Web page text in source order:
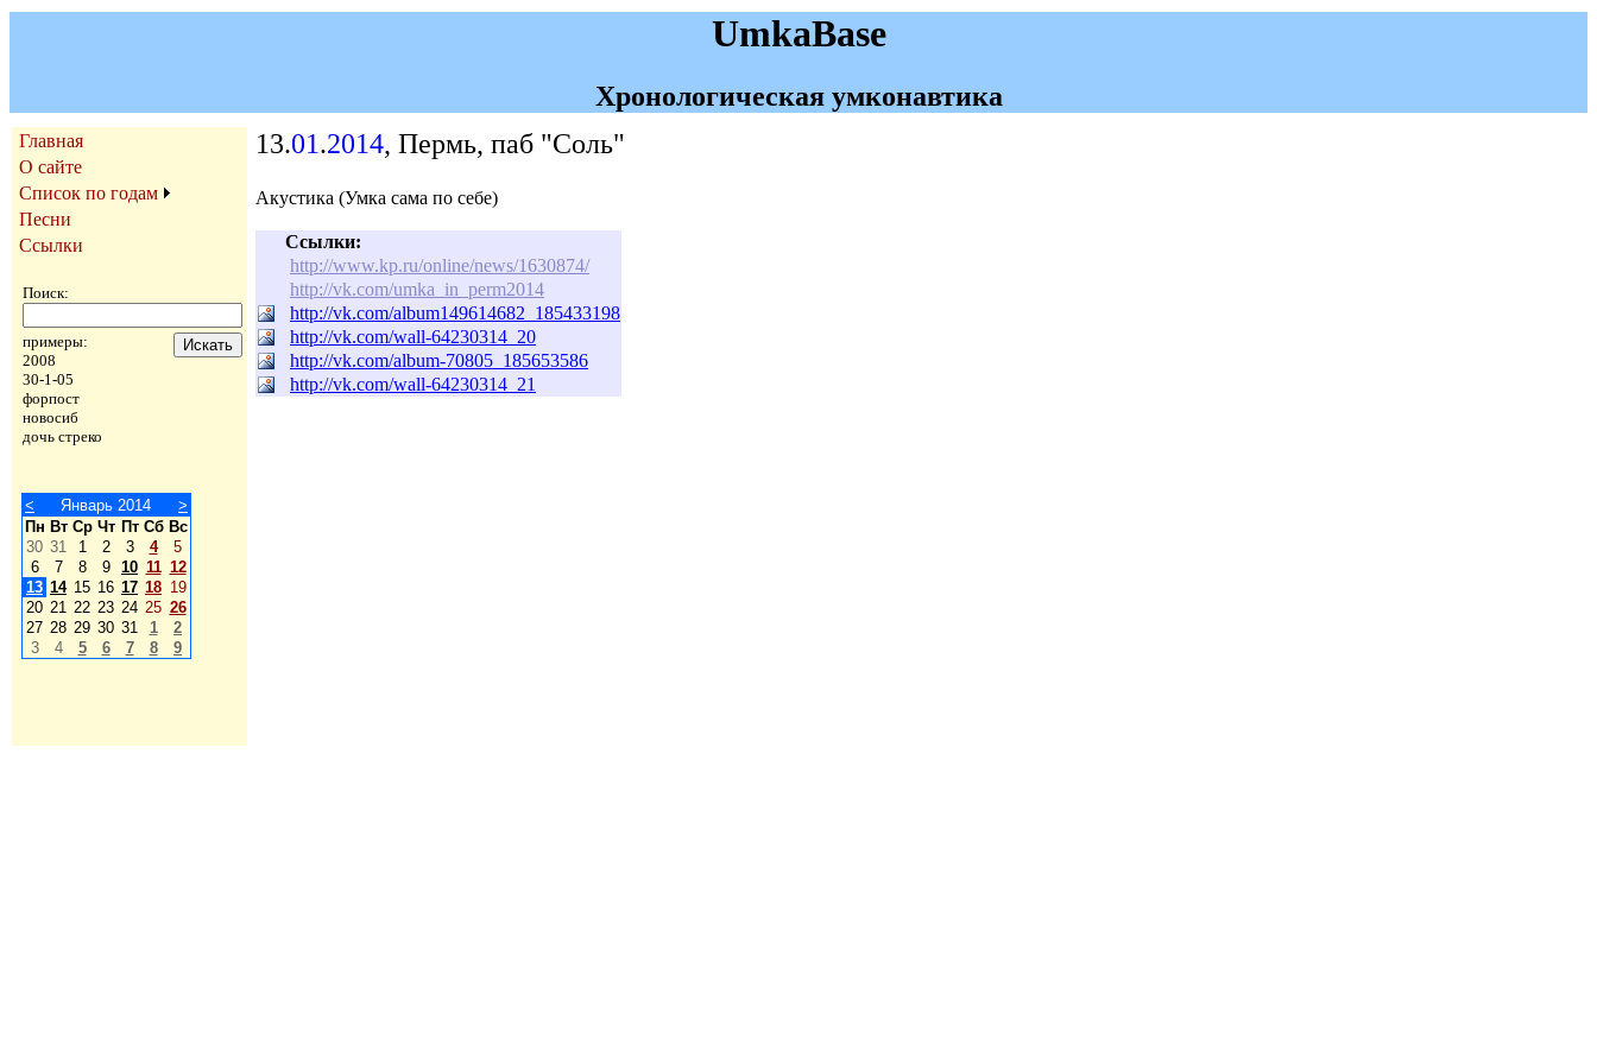
UmkaBase
Хронологическая умконавтика
Главная
О сайте
Список по годам
Песни
Ссылки
Поиск:
примеры:
2008
30-1-05
форпост
новосиб
дочь стреко
< Январь 2014
>
Пн Вт Ср Чт Пт Сб Вс
30 31 1 2 3 4
5
6
7 8 9 10 11 12
13 14 15 16 17 18 19
20 21 22 23 24 25 26
27 28 29 30 31 1
2
3
4 5 6 7 8 9
13.01.2014, Пермь, паб "Соль"
Акустика (Умка сама по себе)
Ссылки:
http://www.kp.ru/online/news/1630874/
http://vk.com/umka_in_perm2014
http://vk.com/album149614682_185433198
http://vk.com/wall-64230314_20
http://vk.com/album-70805_185653586
http://vk.com/wall-64230314_21